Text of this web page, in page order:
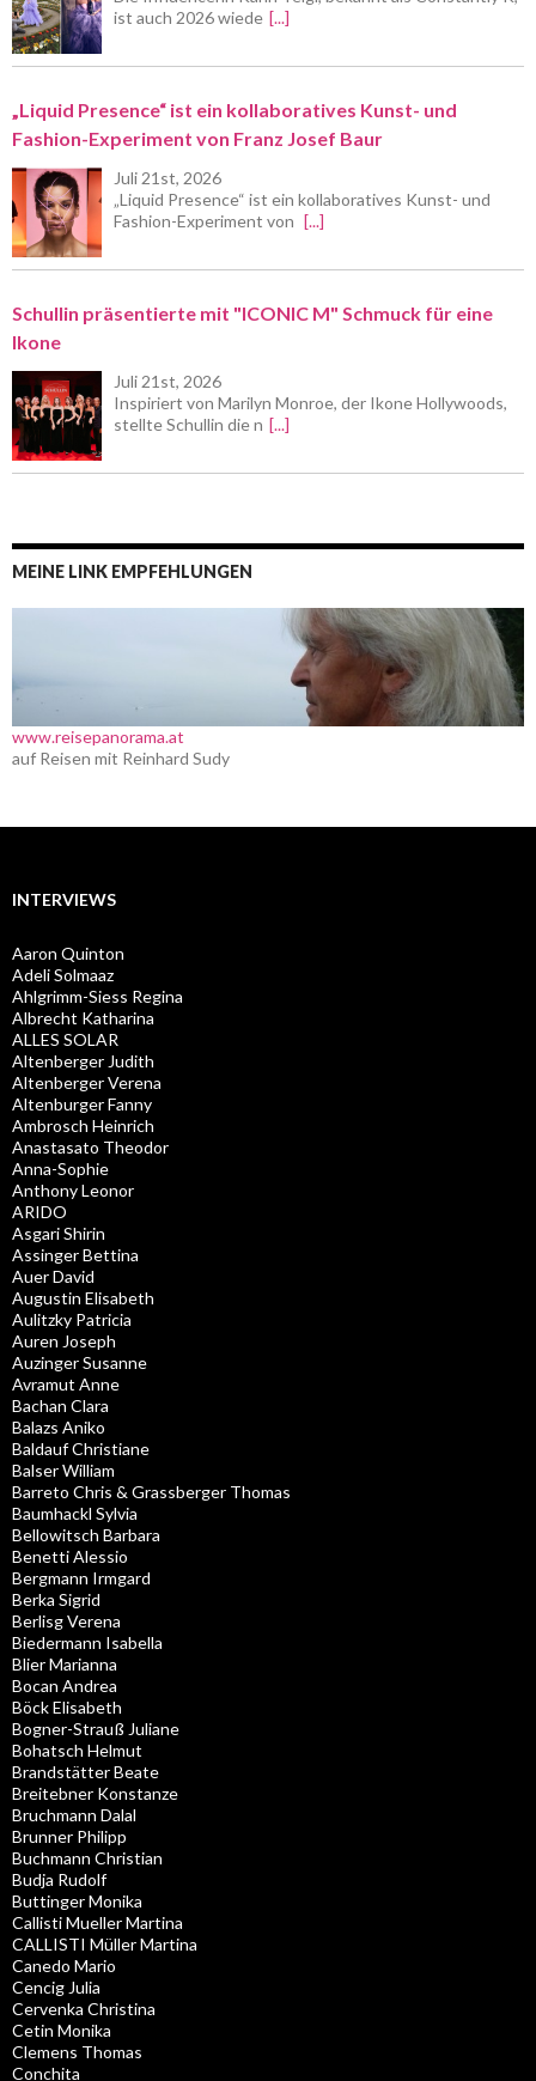
ist auch 2026 wiede [...]
„Liquid Presence“ ist ein kollaboratives Kunst- und
Fashion-Experiment von Franz Josef Baur
Juli 21st, 2026
„Liquid Presence“ ist ein kollaboratives Kunst- und
Fashion-Experiment von [...]
Schullin präsentierte mit "ICONIC M" Schmuck für eine
Ikone
Juli 21st, 2026
Inspiriert von Marilyn Monroe, der Ikone Hollywoods,
stellte Schullin die n [...]
MEINE LINK EMPFEHLUNGEN
www.reisepanorama.at
auf Reisen mit Reinhard Sudy
INTERVIEWS
Aaron Quinton
Adeli Solmaaz
Ahlgrimm-Siess Regina
Albrecht Katharina
ALLES SOLAR
Altenberger Judith
Altenberger Verena
Altenburger Fanny
Ambrosch Heinrich
Anastasato Theodor
Anna-Sophie
Anthony Leonor
ARIDO
Asgari Shirin
Assinger Bettina
Auer David
Augustin Elisabeth
Aulitzky Patricia
Auren Joseph
Auzinger Susanne
Avramut Anne
Bachan Clara
Balazs Aniko
Baldauf Christiane
Balser William
Barreto Chris & Grassberger Thomas
Baumhackl Sylvia
Bellowitsch Barbara
Benetti Alessio
Bergmann Irmgard
Berka Sigrid
Berlisg Verena
Biedermann Isabella
Blier Marianna
Bocan Andrea
Böck Elisabeth
Bogner-Strauß Juliane
Bohatsch Helmut
Brandstätter Beate
Breitebner Konstanze
Bruchmann Dalal
Brunner Philipp
Buchmann Christian
Budja Rudolf
Buttinger Monika
Callisti Mueller Martina
CALLISTI Müller Martina
Canedo Mario
Cencig Julia
Cervenka Christina
Cetin Monika
Clemens Thomas
Conchita